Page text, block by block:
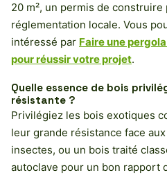
20 m², un permis de
réglementation locale. Vous
intéressé par Faire une
pour réussir votre projet.
Quelle essence de bois
résistante ?
Privilégiez les bois exotiques
leur grande résistance face
insectes, ou un bois traité
autoclave pour un bon rapport